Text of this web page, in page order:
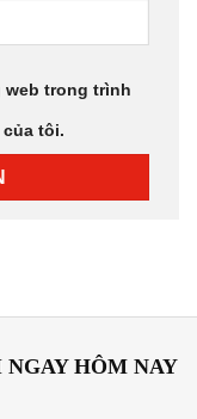
web trong trình
tôi.
HÔM NAY